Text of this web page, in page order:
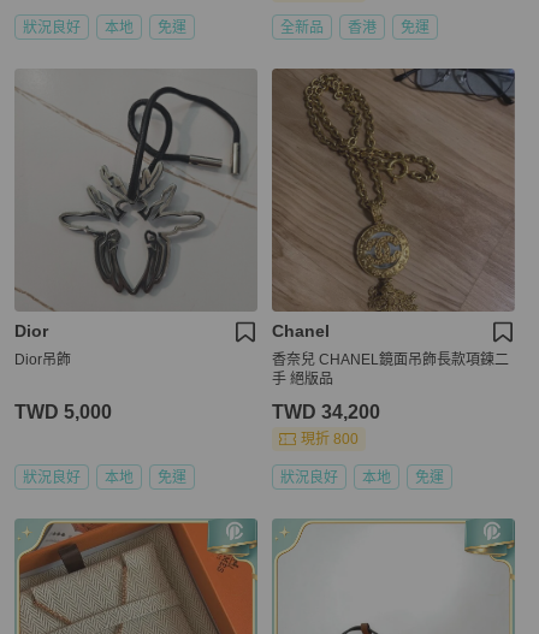
狀況良好 本地 免運 全新品 香港 免運
Dior
Dior吊飾
TWD 5,000
狀況良好 本地 免運
Chanel
香奈兒 CHANEL鏡面吊飾長款項鍊二
手 絕版品
TWD 34,200
現折 800
狀況良好 本地 免運